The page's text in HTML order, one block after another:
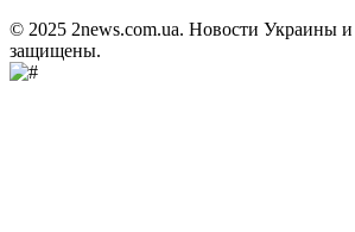
© 2025 2news.com.ua. Новости Украины
защищены.